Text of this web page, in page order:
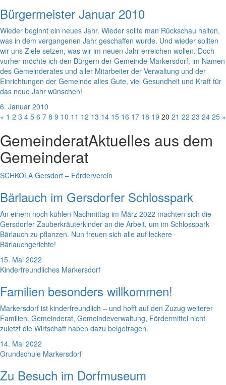
Bürgermeister Januar 2010
Wieder beginnt ein neues Jahr. Wieder sollte man Rückschau halten,
was in dem vergangenen Jahr geschaffen wurde. Und wieder sollten
wir uns Ziele setzen, was wir im neuen Jahr erreichen wollen. Doch
vorher möchte ich den Bürgern der Gemeinde Markersdorf, im Namen
des Gemeinderates und aller Mitarbeiter der Verwaltung und der
Einrichtungen der Gemeinde alles Gute, viel Gesundheit und Kraft für
das neue Jahr wünschen!
6. Januar 2010
« 1 2 3 4 5 6 7 8 9 10 11 12 13 14 15 16 17 18 19 20 21 22 23 24 25 »
GemeinderatAktuelles aus dem
Gemeinderat
SCHKOLA Gersdorf – Förderverein
Bärlauch im Gersdorfer Schlosspark
An einem noch kühlen Nachmittag im März 2022 machten sich die
Gersdorfer Zauberkräuterkinder an die Arbeit, um im Schlosspark
Bärlauch zu pflanzen. Nun freuen sich alle auf leckere
Bärlauchgerichte!
15. Mai 2022
Kinderfreundliches Markersdorf
Familien besonders willkommen!
Markersdorf ist kinderfreundlich – und hofft auf den Zuzug weiterer
Familien. Gemeinderat, Gemeindeverwaltung, Fördermittel nicht
zuletzt die Wirtschaft haben dazu beigetragen.
14. Mai 2022
Grundschule Markersdorf
Zu Besuch im Dorfmuseum